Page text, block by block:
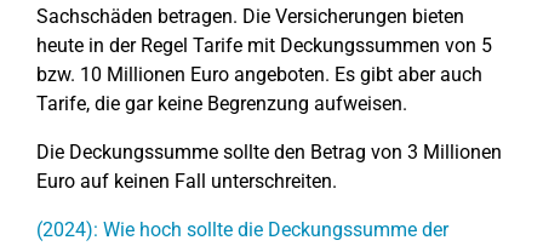
Sachschäden betragen. Die Versicherungen bieten
heute in der Regel Tarife mit Deckungssummen von 5
bzw. 10 Millionen Euro angeboten. Es gibt aber auch
Tarife, die gar keine Begrenzung aufweisen.
Die Deckungssumme sollte den Betrag von 3 Millionen
Euro auf keinen Fall unterschreiten.
(2024): Wie hoch sollte die Deckungssumme der